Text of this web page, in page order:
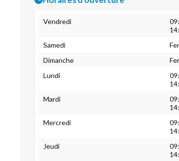
Vendredi
Samedi
Dimanche
Lundi
Mardi
Mercredi
Jeudi